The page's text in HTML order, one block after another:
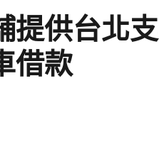
提供台北
借款